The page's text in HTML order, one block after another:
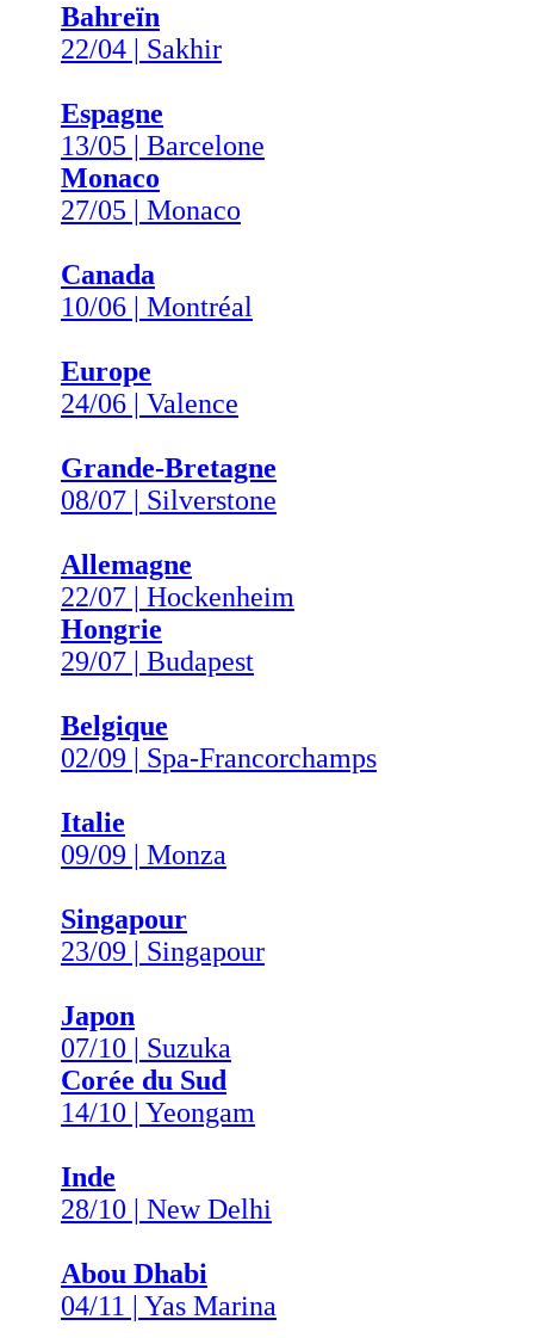
Bahreïn
22/04 | Sakhir
Espagne
13/05 | Barcelone
Monaco
27/05 | Monaco
Canada
10/06 | Montréal
Europe
24/06 | Valence
Grande-Bretagne
08/07 | Silverstone
Allemagne
22/07 | Hockenheim
Hongrie
29/07 | Budapest
Belgique
02/09 | Spa-Francorchamps
Italie
09/09 | Monza
Singapour
23/09 | Singapour
Japon
07/10 | Suzuka
Corée du Sud
14/10 | Yeongam
Inde
28/10 | New Delhi
Abou Dhabi
04/11 | Yas Marina